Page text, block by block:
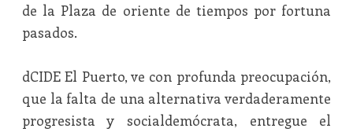
de la Plaza de oriente de tiempos por fortuna
pasados.
dCIDE El Puerto, ve con profunda preocupación,
que la falta de una alternativa verdaderamente
progresista y socialdemócrata, entregue el